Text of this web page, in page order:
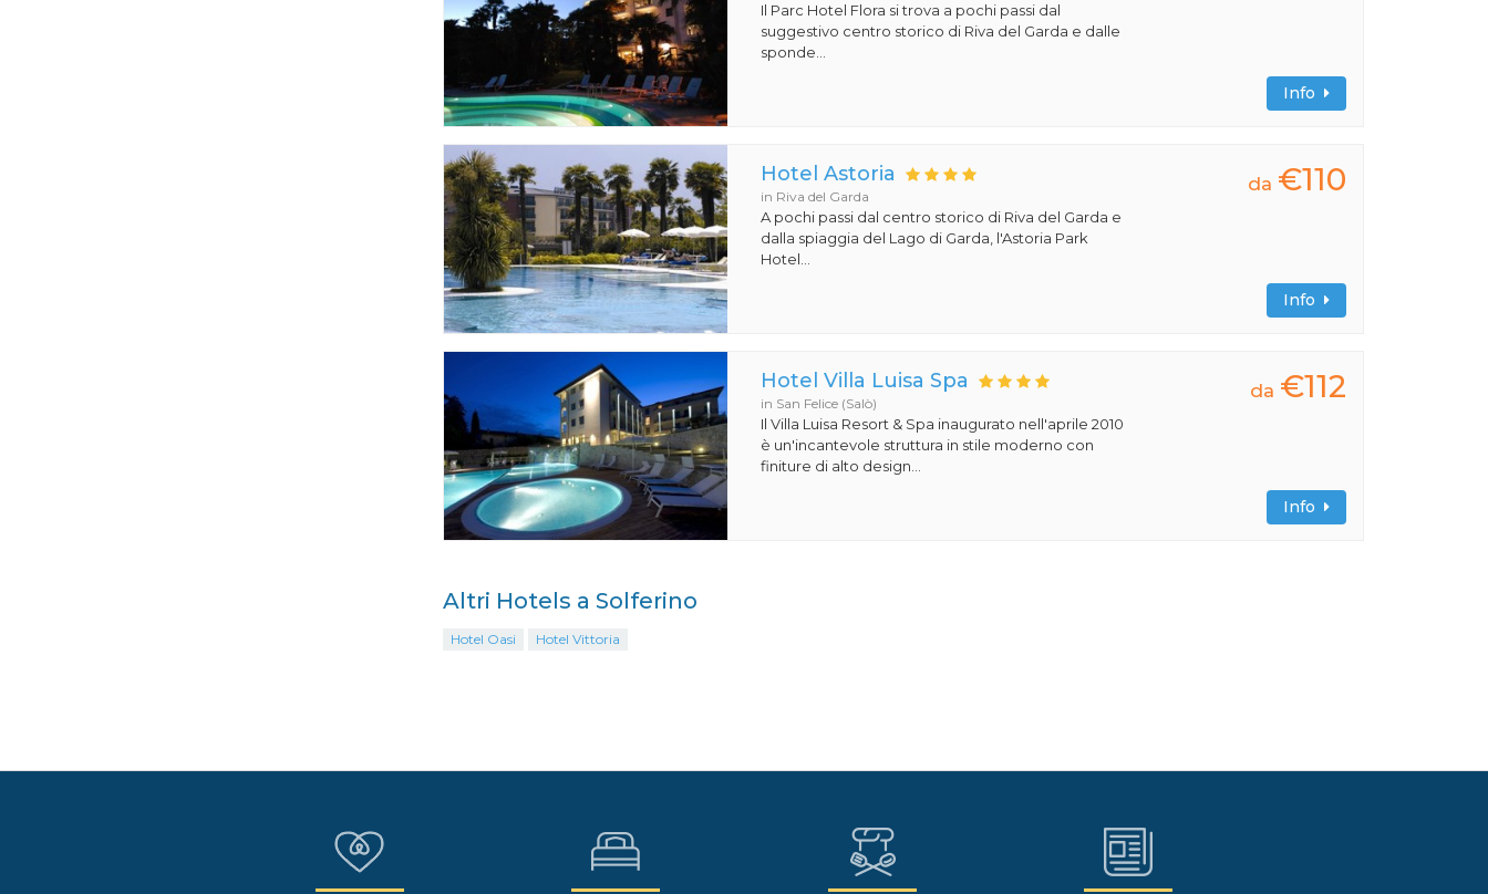
Il Parc Hotel Flora si trova a pochi passi dal
suggestivo centro storico di Riva del Garda e dalle
sponde...
Info
Hotel Astoria
in Riva del Garda
A pochi passi dal centro storico di Riva del Garda e
dalla spiaggia del Lago di Garda, l'Astoria Park
Hotel...
da €110
Info
Hotel Villa Luisa Spa
in San Felice (Salò)
Il Villa Luisa Resort & Spa inaugurato nell'aprile 2010
è un'incantevole struttura in stile moderno con
finiture di alto design...
da €112
Info
Altri Hotels a Solferino
Hotel Oasi Hotel Vittoria